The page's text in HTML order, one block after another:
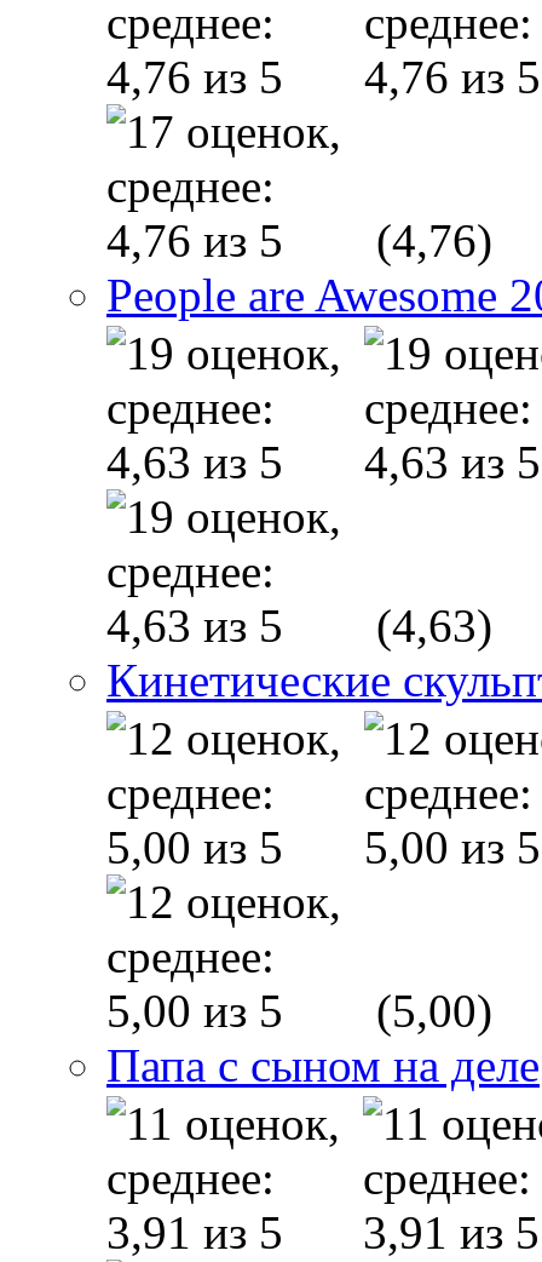
(4,76)
People are Awesome
(4,63)
Кинетические
(5,00)
Папа с сыном на деле